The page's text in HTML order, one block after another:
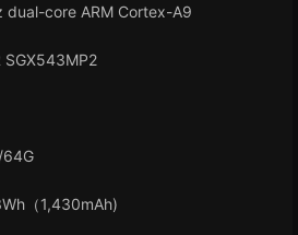
ARM Cortex-A9
1,430mAh)